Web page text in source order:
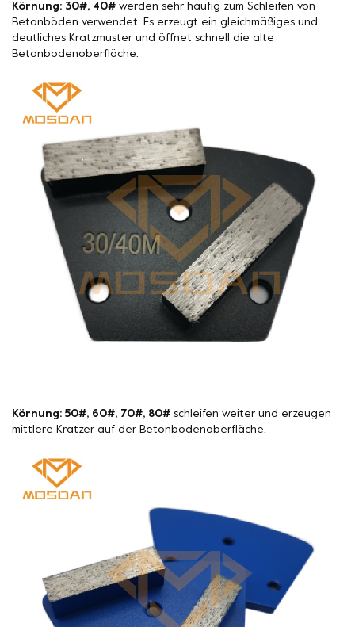
Körnung: 30#, 40# werden sehr häufig zum Schleifen von
Betonböden verwendet. Es erzeugt ein gleichmäßiges und
deutliches Kratzmuster und öffnet schnell die alte
Betonbodenoberfläche.
Körnung: 50#, 60#, 70#, 80# schleifen weiter und erzeugen
mittlere Kratzer auf der Betonbodenoberfläche.